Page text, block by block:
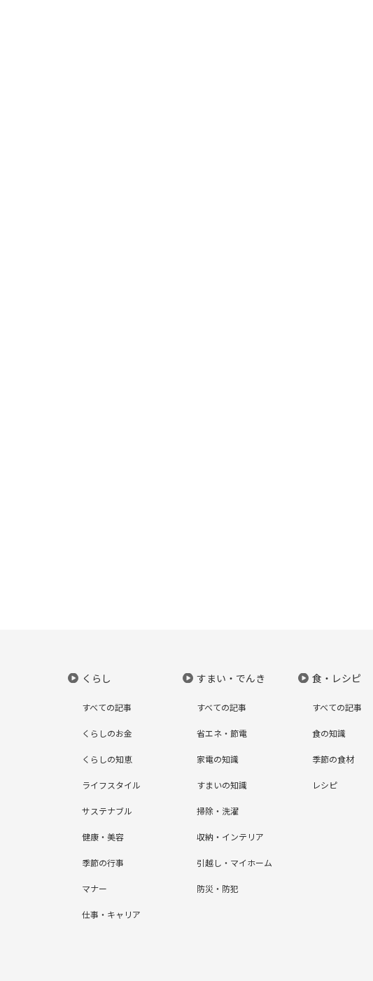
くらし
すべての記事
くらしのお金
くらしの知恵
ライフスタイル
サステナブル
健康・美容
季節の行事
マナー
仕事・キャリア
すまい・でんき
すべての記事
省エネ・節電
家電の知識
すまいの知識
掃除・洗濯
収納・インテリア
引越し・マイホーム
防災・防犯
食・レシピ
すべての記事
食の知識
季節の食材
レシピ